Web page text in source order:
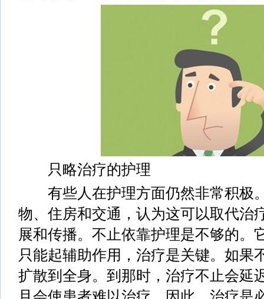
只略治疗的护理
有些人在护理方面仍然非常积极
物、住房和交通，认为这可以取代治
展和传播。不止依靠护理是不够的。
只能起辅助作用，治疗是关键。如果
扩散到全身。到那时，治疗不止会延